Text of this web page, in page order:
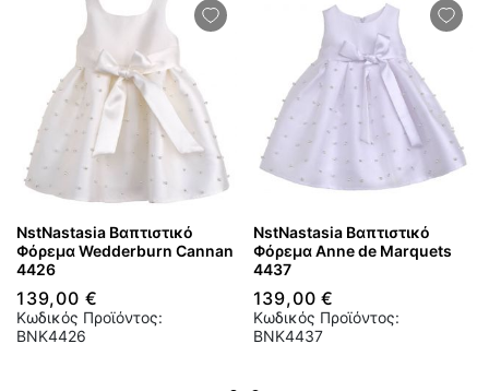
NstNastasia Βαπτιστικό
Φόρεμα Wedderburn Cannan
4426
139,00 €
Κωδικός Προϊόντος:
BNK4426
NstNastasia Βαπτιστικό
Φόρεμα Anne de Marquets
4437
139,00 €
Κωδικός Προϊόντος:
BNK4437